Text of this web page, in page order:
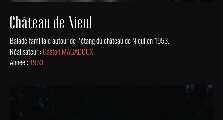
Château de Nieul
Balade familiale autour de l'étang du château de Nieul en 1953.
Réalisateur :Gaston MAGADOUX
Année : 1953